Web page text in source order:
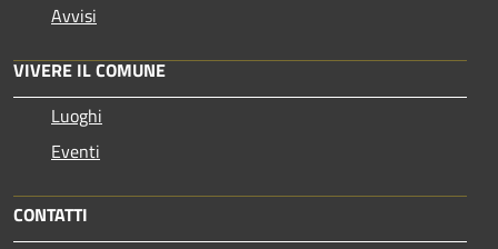
Avvisi
VIVERE IL COMUNE
Luoghi
Eventi
CONTATTI